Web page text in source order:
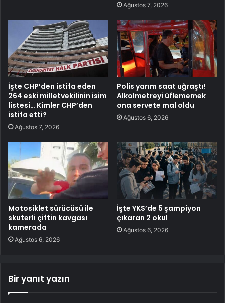
Ağustos 7, 2026
İşte CHP’den istifa eden
264 eski milletvekilinin isim
listesi… Kimler CHP’den
istifa etti?
Ağustos 7, 2026
Polis yarım saat uğraştı!
Alkolmetreyi üflememek
ona servete mal oldu
Ağustos 6, 2026
Motosiklet sürücüsü ile
skuterli çiftin kavgası
kamerada
Ağustos 6, 2026
İşte YKS’de 5 şampiyon
çıkaran 2 okul
Ağustos 6, 2026
Bir yanıt yazın